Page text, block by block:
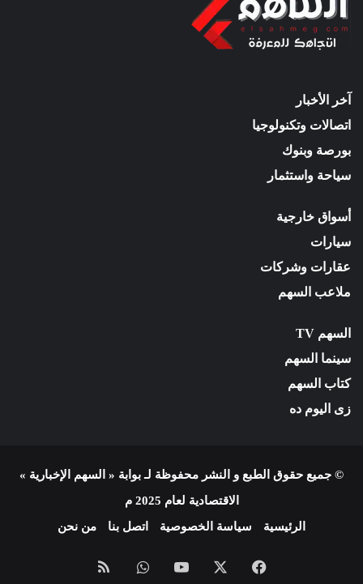
آخر الأخبار
اتصالات وتكنولوجيا
بورصة وبنوك
سياحة واستثمار
أسواق خارجية
سيارات
عقارات وشركات
ملاعب السهم
السهم TV
سينما السهم
كتاب السهم
زى اليوم ده
© جميع حقوق الطبع و النشر محفوظة لـ بوابة « السهم الإخبارية »
الاقتصادية لعام 2025 م
الرئيسية
سياسة الخصوصية اتصل بنا من نحن
فيسبوك يوتيوبواتسابملخص